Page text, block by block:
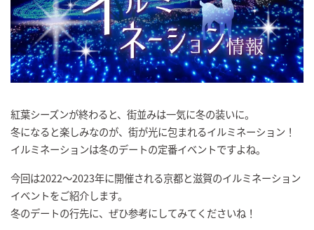
紅葉シーズンが終わると、街並みは一気に冬の装いに。
冬になると楽しみなのが、街が光に包まれるイルミネーション！
イルミネーションは冬のデートの定番イベントですよね。
今回は2022～2023年に開催される京都と滋賀のイルミネーション
イベントをご紹介します。
冬のデートの行先に、ぜひ参考にしてみてくださいね！